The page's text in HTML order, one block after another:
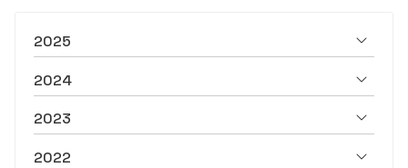
2025
2024
2023
2022